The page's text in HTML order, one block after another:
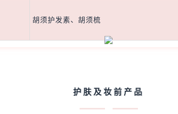
胡须护发素、胡须梳
护肤及妆前产品